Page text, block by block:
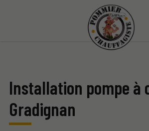
Installation pompe à
Gradignan